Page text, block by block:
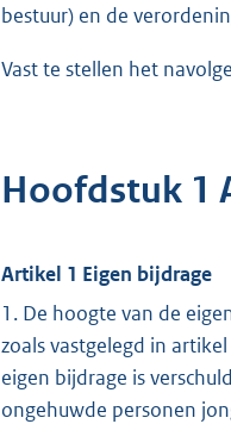
bestuur) en de
Vast te stellen het
Hoofdstuk 1
Artikel 1 Eigen bijdrage
1. De hoogte van de
zoals vastgelegd in
eigen bijdrage is
ongehuwde personen